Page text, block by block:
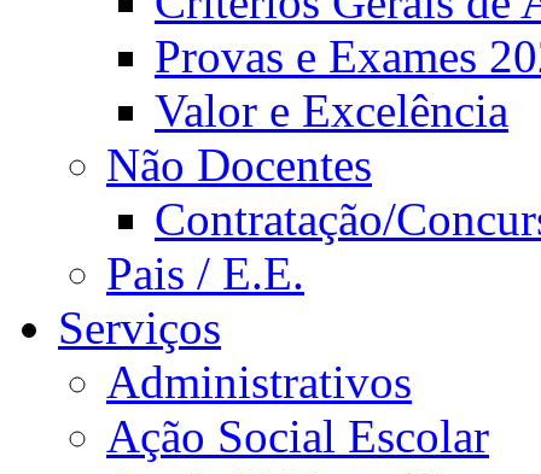
Provas e Exames
Valor e Excelência
Não Docentes
Contratação/
Pais / E.E.
Serviços
Administrativos
Ação Social Escolar